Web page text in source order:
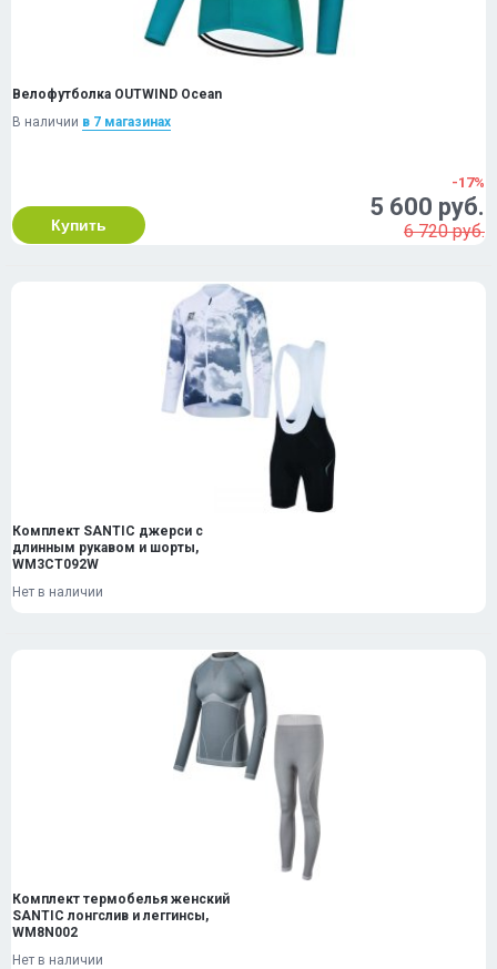
Велофутболка OUTWIND Ocean
В наличии в 7 магазинах
Купить
-17%
5 600 руб.
6 720 руб.
Комплект SANTIC джерси с
длинным рукавом и шорты,
WM3CT092W
Нет в наличии
Комплект термобелья женский
SANTIC лонгслив и леггинсы,
WM8N002
Нет в наличии